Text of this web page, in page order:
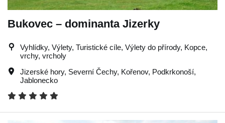
Bukovec – dominanta Jizerky
Vyhlídky, Výlety, Turistické cíle, Výlety do přírody, Kopce,
vrchy, vrcholy
Jizerské hory, Severní Čechy, Kořenov, Podkrkonoší,
Jablonecko